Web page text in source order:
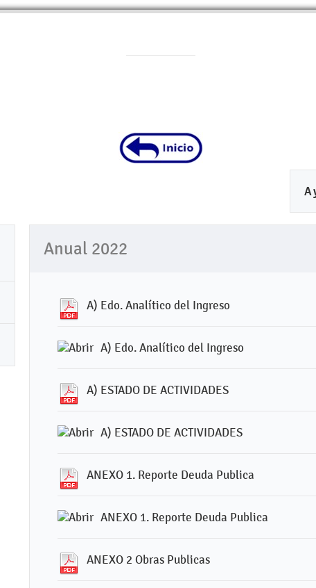
Anual 2022
A) Edo. Analítico del Ingreso
A) Edo. Analítico del Ingreso
A) ESTADO DE ACTIVIDADES
A) ESTADO DE ACTIVIDADES
ANEXO 1. Reporte Deuda Publica
ANEXO 1. Reporte Deuda Publica
ANEXO 2 Obras Publicas